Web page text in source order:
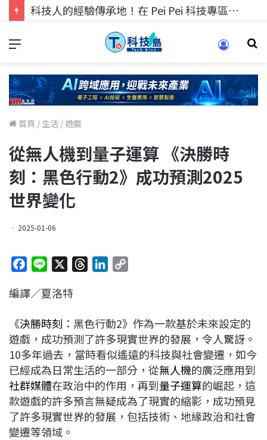
科技人的經驗傳承地！在 Pei Pei 科技專區，與學弟妹交流最硬核的技術
首頁 / 生活 / 遊戲
從無人機到量子運算 《決勝時
刻：黑色行動2》成功預測2025
世界變化
2025-01-06
c
b
o
o
k
n
a
d
s
e
d
I
n
L
i
n
k
編譯／夏洛特
《決勝時刻 ：黑色行動2》作為一款基於未來設定的
遊戲，成功預測了許多現實世界的發展，令人驚訝。
10多年過去，當時看似遙遠的科技與社會變遷，如今
已經成為日常生活的一部分，從無人機的廣泛應用到
社群媒體在政治中的作用，再到量子運算的崛起，這
款遊戲的許多預言無疑成為了現實的縮影，成功預見
了許多現實世界的發展，包括技術、地緣政治和社會
變遷等領域。